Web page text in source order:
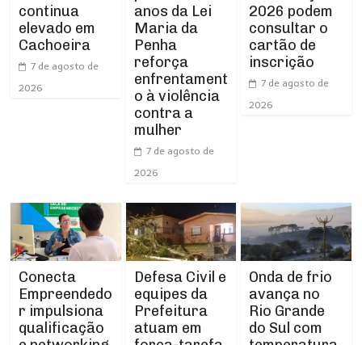
continua
elevado em
Cachoeira
7 de agosto de
2026
anos da Lei
Maria da
Penha
reforça
enfrentament
o à violência
contra a
mulher
7 de agosto de
2026
2026 podem
consultar o
cartão de
inscrição
7 de agosto de
2026
Conecta
Empreendedo
r impulsiona
qualificação
Defesa Civil e
equipes da
Prefeitura
atuam em
Onda de frio
avança no
Rio Grande
do Sul com